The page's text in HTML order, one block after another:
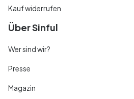
Kauf widerrufen
Über Sinful
Wer sind wir?
Presse
Magazin